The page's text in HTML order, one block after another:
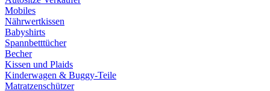
Mobiles
Nährwertkissen
Babyshirts
Spannbetttücher
Becher
Kissen und Plaids
Kinderwagen & Buggy-Teile
Matratzenschützer